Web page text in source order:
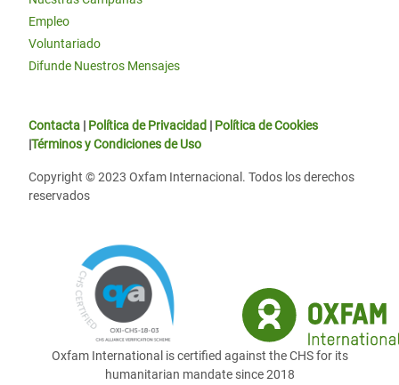
Empleo
Voluntariado
Difunde Nuestros Mensajes
Contacta | Política de Privacidad | Política de Cookies
|Términos y Condiciones de Uso
Copyright © 2023 Oxfam Internacional. Todos los derechos
reservados
Oxfam International is certified against the CHS for its
humanitarian mandate since 2018